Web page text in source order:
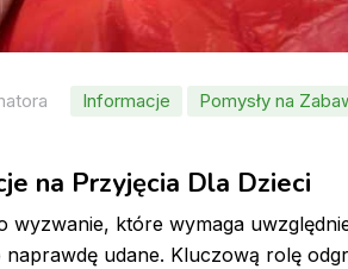
Informacje Pomysły na
na Przyjęcia Dla Dzieci
wyzwanie, które wymaga
naprawdę udane. Kluczową rolę